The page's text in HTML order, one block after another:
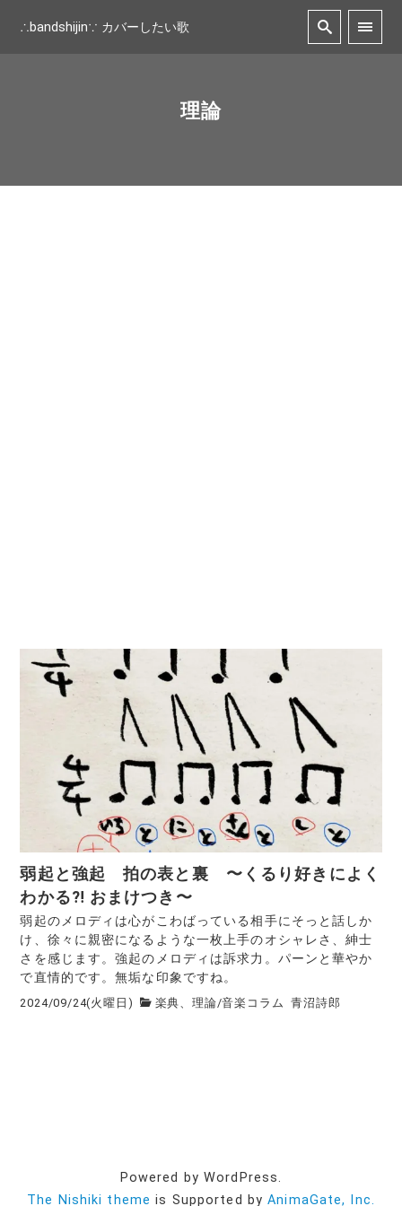
∴bandshijin∵ カバーしたい歌
理論
弱起と強起 拍の表と裏 〜くるり好きによく
わかる⁈ おまけつき〜
弱起のメロディは心がこわばっている相手にそっと話しか
け、徐々に親密になるような一枚上手のオシャレさ、紳士
さを感じます。強起のメロディは訴求力。パーンと華やか
で直情的です。無垢な印象ですね。
2024/09/24(火曜日) 楽典、理論/音楽コラム 青沼詩郎
Powered by WordPress.
The Nishiki theme is Supported byAnimaGate, Inc.